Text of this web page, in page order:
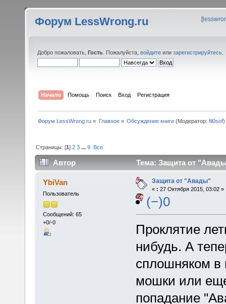
Форум LessWrong.ru [
Добро пожаловать, Гость . Пожалуйста, войдите или зарегистрируйтесь
Начало Помощь Поиск Вход Регистрация
Форум LessWrong.ru » Главное» Обсуждение книги(Модератор: fil0sof)
Страницы: [1]2 3 ...9 Все
Автор Тема: Защита от
YbiVan
Пользователь
Сообщений: 65
+0/-0
Защита от "Авады"
« : 27 Октября 2015, 03:02 »
(−)0
Проклятие
нибудь. А
сплошняком в
мошки или
попадание